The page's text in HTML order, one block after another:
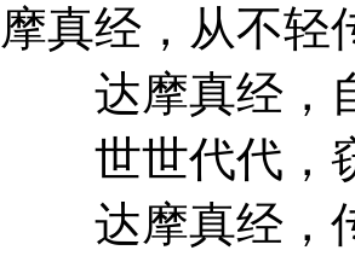
摩真经，从不轻
达摩真经，自
世世代代，窃
达摩真经，传